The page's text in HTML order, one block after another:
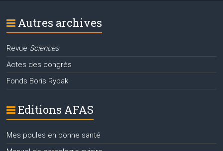
Autres archives
Revue Sciences
Actes des congrès
Fonds Boris Rybak
Editions AFAS
Mes poules en bonne santé